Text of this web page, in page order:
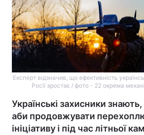
Експерт відзначив, що ефективність
Росії зростає / фото - 22 окрема
Українські захисники
аби продовжувати
ініціативу і під час літньої